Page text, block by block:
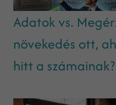
Adatok vs.
növekedés ott,
hitt a számainak?